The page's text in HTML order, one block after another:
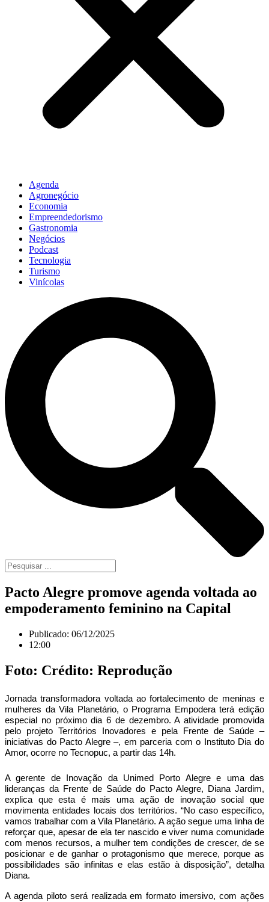
Agenda
Agronegócio
Economia
Empreendedorismo
Gastronomia
Negócios
Podcast
Tecnologia
Turismo
Vinícolas
Pacto Alegre promove agenda voltada ao
empoderamento feminino na Capital
Publicado: 06/12/2025
12:00
Foto: Crédito: Reprodução
Jornada transformadora voltada ao fortalecimento de meninas e
mulheres da Vila Planetário, o Programa Empodera terá edição
especial no próximo dia 6 de dezembro. A atividade promovida
pelo projeto Territórios Inovadores e pela Frente de Saúde –
iniciativas do Pacto Alegre –, em parceria com o Instituto Dia do
Amor, ocorre no Tecnopuc, a partir das 14h.
A gerente de Inovação da Unimed Porto Alegre e uma das
lideranças da Frente de Saúde do Pacto Alegre, Diana Jardim,
explica que esta é mais uma ação de inovação social que
movimenta entidades locais dos territórios. “No caso específico,
vamos trabalhar com a Vila Planetário. A ação segue uma linha de
reforçar que, apesar de ela ter nascido e viver numa comunidade
com menos recursos, a mulher tem condições de crescer, de se
posicionar e de ganhar o protagonismo que merece, porque as
possibilidades são infinitas e elas estão à disposição”, detalha
Diana.
A agenda piloto será realizada em formato imersivo, com ações